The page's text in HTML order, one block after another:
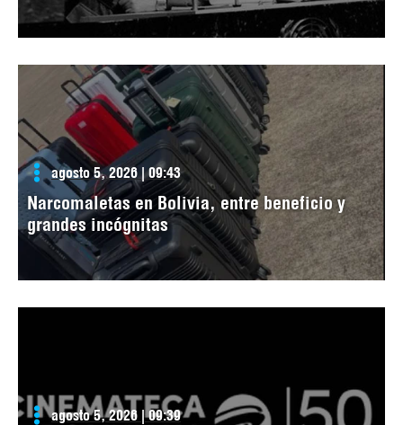
agosto 5, 2026 | 09:43
Narcomaletas en Bolivia, entre beneficio y
grandes incógnitas
agosto 5, 2026 | 09:39